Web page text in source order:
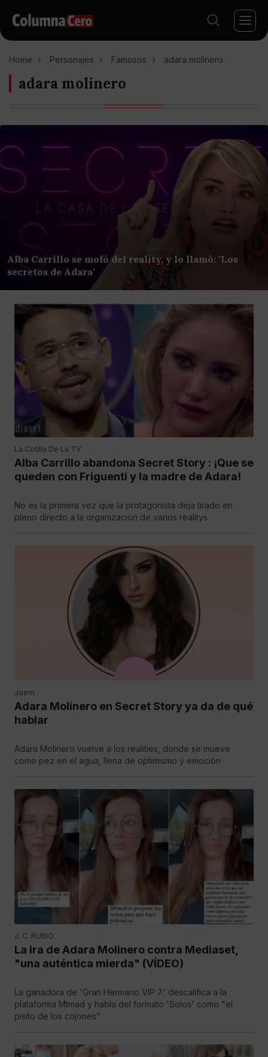
Home Personajes Famosos adara molinero
adara molinero
Alba Carrillo se mofó del reality, y lo llamó: 'Los
secretos de Adara'
La Cotilla De La TV
Alba Carrillo abandona Secret Story : ¡Que se
queden con Friguenti y la madre de Adara!
No es la primera vez que la protagonista deja tirado en
pleno directo a la organización de varios realitys
Joem
Adara Molinero en Secret Story ya da de qué
hablar
Adara Molinero vuelve a los realities, donde se mueve
como pez en el agua, llena de optimismo y emoción
J. C. RUBIO
La ira de Adara Molinero contra Mediaset,
"una auténtica mierda" (VÍDEO)
La ganadora de 'Gran Hermano VIP 7' descalifica a la
plataforma Mtmad y habla del formato 'Solos' como "el
pisito de los cojones"